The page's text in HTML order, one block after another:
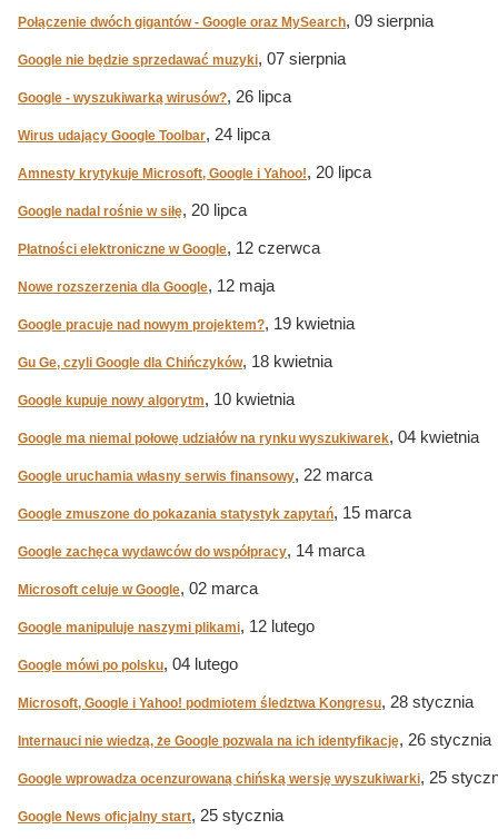
Połączenie dwóch gigantów - Google oraz MySearch, 09 sierpnia
Google nie będzie sprzedawać muzyki, 07 sierpnia
Google - wyszukiwarką wirusów?, 26 lipca
Wirus udający Google Toolbar, 24 lipca
Amnesty krytykuje Microsoft, Google i Yahoo!, 20 lipca
Google nadal rośnie w siłę, 20 lipca
Płatności elektroniczne w Google, 12 czerwca
Nowe rozszerzenia dla Google, 12 maja
Google pracuje nad nowym projektem?, 19 kwietnia
Gu Ge, czyli Google dla Chińczyków, 18 kwietnia
Google kupuje nowy algorytm, 10 kwietnia
Google ma niemal połowę udziałów na rynku wyszukiwarek, 04 kwietnia
Google uruchamia własny serwis finansowy, 22 marca
Google zmuszone do pokazania statystyk zapytań, 15 marca
Google zachęca wydawców do współpracy, 14 marca
Microsoft celuje w Google, 02 marca
Google manipuluje naszymi plikami, 12 lutego
Google mówi po polsku, 04 lutego
Microsoft, Google i Yahoo! podmiotem śledztwa Kongresu, 28 stycznia
Internauci nie wiedzą, że Google pozwala na ich identyfikację, 26 stycznia
Google wprowadza ocenzurowaną chińską wersję wyszukiwarki, 25
Google News oficjalny start, 25 stycznia